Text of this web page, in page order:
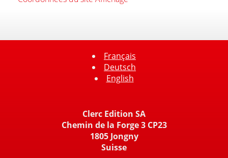
Français
Deutsch
English
Clerc Edition SA
Chemin de la Forge 3 CP23
1805 Jongny
Suisse